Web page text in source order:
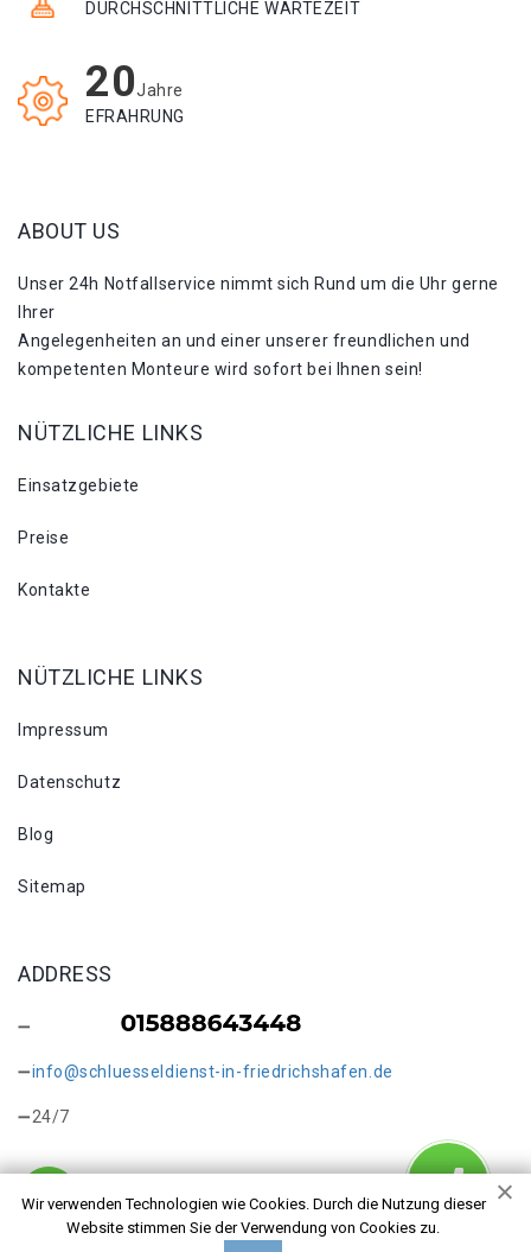
DURCHSCHNITTLICHE WARTEZEIT
20Jahre
EFRAHRUNG
Wir verwenden Technologien wie Cookies. Durch die Nutzung dieser
Website stimmen Sie der Verwendung von Cookies zu.
ABOUT US
Unser 24h Notfallservice nimmt sich Rund um die Uhr gerne
Ihrer
Angelegenheiten an und einer unserer freundlichen und
kompetenten Monteure wird sofort bei Ihnen sein!
NÜTZLICHE LINKS
Einsatzgebiete
Preise
Kontakte
NÜTZLICHE LINKS
Impressum
Datenschutz
Blog
Sitemap
ADDRESS
info@schluesseldienst-in-friedrichshafen.de
24/7
Copyright © 2026 Tresoröffnung Friedrichshafen. Alle